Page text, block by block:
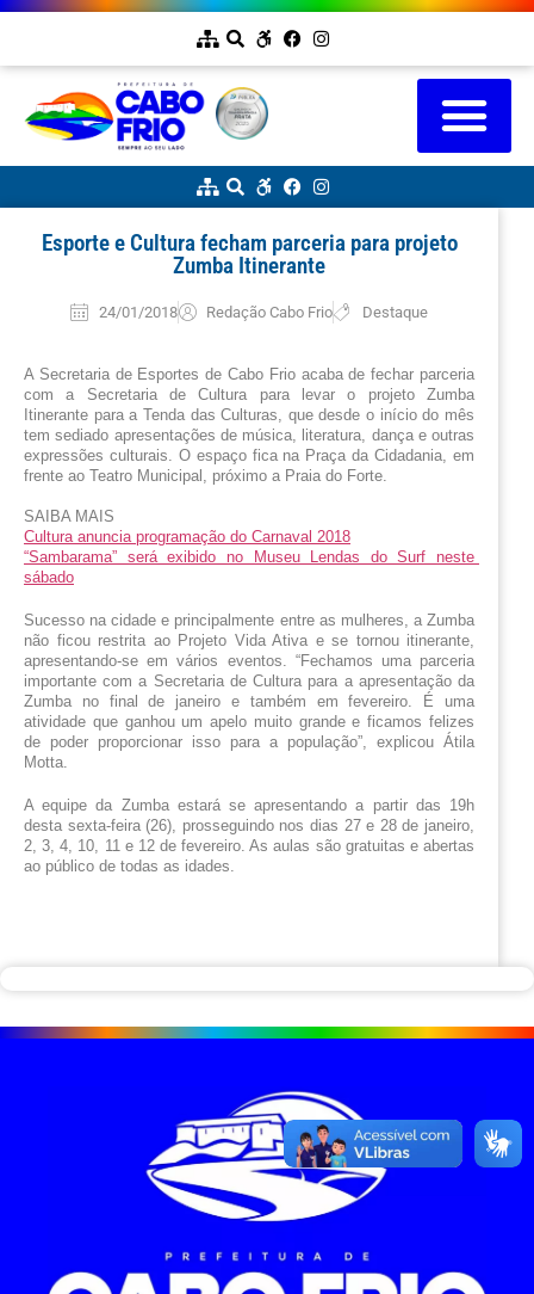
Esporte e Cultura fecham parceria para projeto
Zumba Itinerante
24/01/2018 Redação Cabo Frio Destaque
A Secretaria de Esportes de Cabo Frio acaba de fechar parceria
com a Secretaria de Cultura para levar o projeto Zumba
Itinerante para a Tenda das Culturas, que desde o início do mês
tem sediado apresentações de música, literatura, dança e outras
expressões culturais. O espaço fica na Praça da Cidadania, em
frente ao Teatro Municipal, próximo a Praia do Forte.
SAIBA MAIS
Cultura anuncia programação do Carnaval 2018
“Sambarama” será exibido no Museu Lendas do Surf neste
sábado
Sucesso na cidade e principalmente entre as mulheres, a Zumba
não ficou restrita ao Projeto Vida Ativa e se tornou itinerante,
apresentando-se em vários eventos. “Fechamos uma parceria
importante com a Secretaria de Cultura para a apresentação da
Zumba no final de janeiro e também em fevereiro. É uma
atividade que ganhou um apelo muito grande e ficamos felizes
de poder proporcionar isso para a população”, explicou Átila
Motta.
A equipe da Zumba estará se apresentando a partir das 19h
desta sexta-feira (26), prosseguindo nos dias 27 e 28 de janeiro,
2, 3, 4, 10, 11 e 12 de fevereiro. As aulas são gratuitas e abertas
ao público de todas as idades.